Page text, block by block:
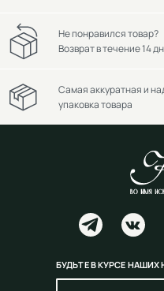
Не понравился товар?
Возврат в течение 14
Самая аккуратная и
упаковка товара
БУДЬТЕ В КУРСЕ